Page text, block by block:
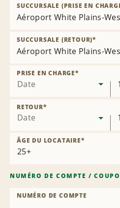
Aéroport White Plains-
SUCCURSALE (PRISE EN
Aéroport White Plains-
SUCCURSALE (RETOUR)*
Date
PRISE EN CHARGE*
Date
RETOUR*
ÂGE DU LOCATAIRE*
NUMÉRO DE COMPTE /
NUMÉRO DE COMPTE